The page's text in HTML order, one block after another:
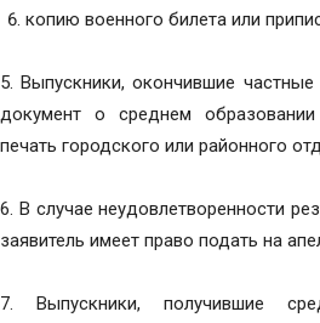
копию военного билета или
5. Выпускники, окончившие
документ о среднем
печать городского или районного
6. В случае неудовлетворенности
заявитель имеет право подать на
7. Выпускники, получившие